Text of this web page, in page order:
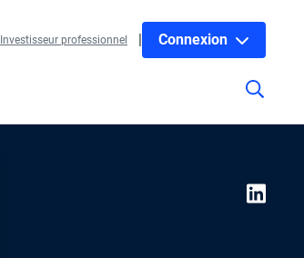
Investisseur professionnel Connexion